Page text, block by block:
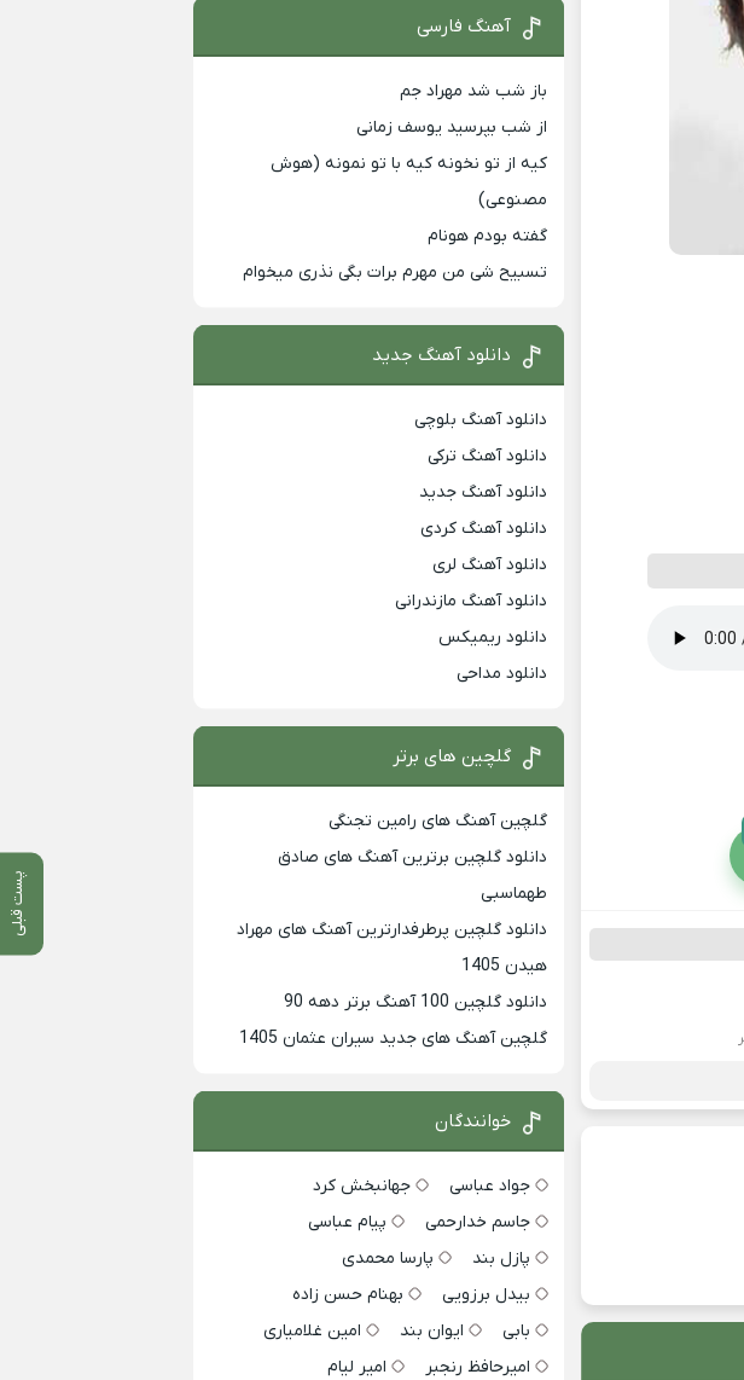
پست قبلی
آهنگ فارسی
باز شب شد مهراد جم
از شب بپرسید یوسف زمانی
کیه از تو نخونه کیه با تو نمونه (هوش
مصنوعی)
گفته بودم هونام
تسبیح شی من مهرم برات بگی نذری میخوام
دانلود آهنگ جدید
دانلود آهنگ بلوچی
دانلود آهنگ ترکی
دانلود آهنگ جدید
دانلود آهنگ کردی
دانلود آهنگ لری
دانلود آهنگ مازندرانی
دانلود ریمیکس
دانلود مداحی
گلچین های برتر
گلچین آهنگ های رامین تجنگی
دانلود گلچین برترین آهنگ های صادق
طهماسبی
دانلود گلچین پرطرفدارترین آهنگ های مهراد
هیدن 1405
دانلود گلچین 100 آهنگ برتر دهه 90
گلچین آهنگ های جدید سیران عثمان 1405
خوانندگان
جواد عباسی
جهانبخش کرد
جاسم خدارحمی
پیام عباسی
پازل بند
پارسا محمدی
بیدل برزویی
بهنام حسن زاده
بابی
ایوان بند
امین غلامیاری
امیرحافظ رنجبر
امیر لیام